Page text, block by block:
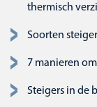
thermisch
Soorten
7 manieren
Steigers in de